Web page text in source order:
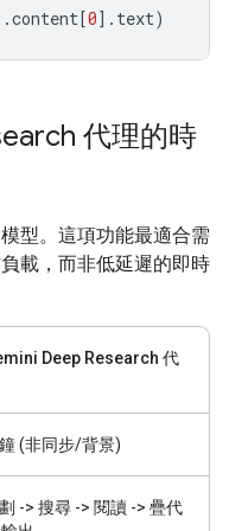
.content[0] . text)
代理的時
模型。這項功能最適合需
載，而非低延遲的即時
Deep Research 代
(非同步/背景)
-> 搜尋 -> 閱讀 -> 疊代